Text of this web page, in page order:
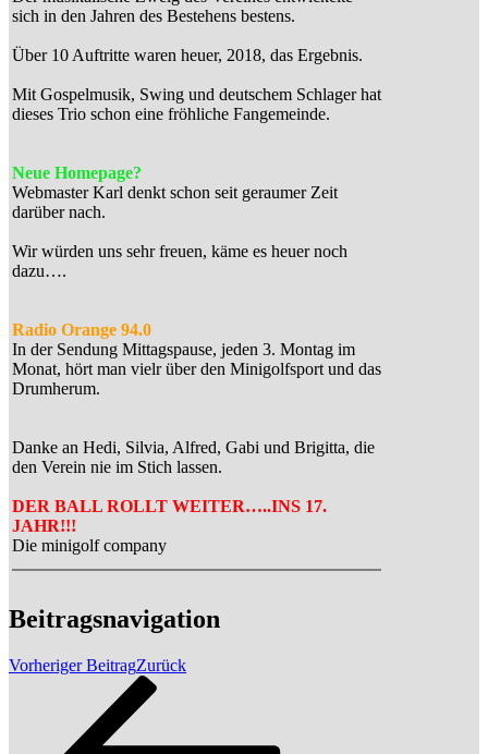
sich in den Jahren des Bestehens bestens.
Über 10 Auftritte waren heuer, 2018, das Ergebnis.
Mit Gospelmusik, Swing und deutschem Schlager hat
dieses Trio schon eine fröhliche Fangemeinde.
Neue Homepage?
Webmaster Karl denkt schon seit geraumer Zeit
darüber nach.
Wir würden uns sehr freuen, käme es heuer noch
dazu….
Radio Orange 94.0
In der Sendung Mittagspause, jeden 3. Montag im
Monat, hört man vielr über den Minigolfsport und das
Drumherum.
Danke an Hedi, Silvia, Alfred, Gabi und Brigitta, die
den Verein nie im Stich lassen.
DER BALL ROLLT WEITER…..INS 17.
JAHR!!!
Die minigolf company
Beitragsnavigation
Vorheriger BeitragZurück